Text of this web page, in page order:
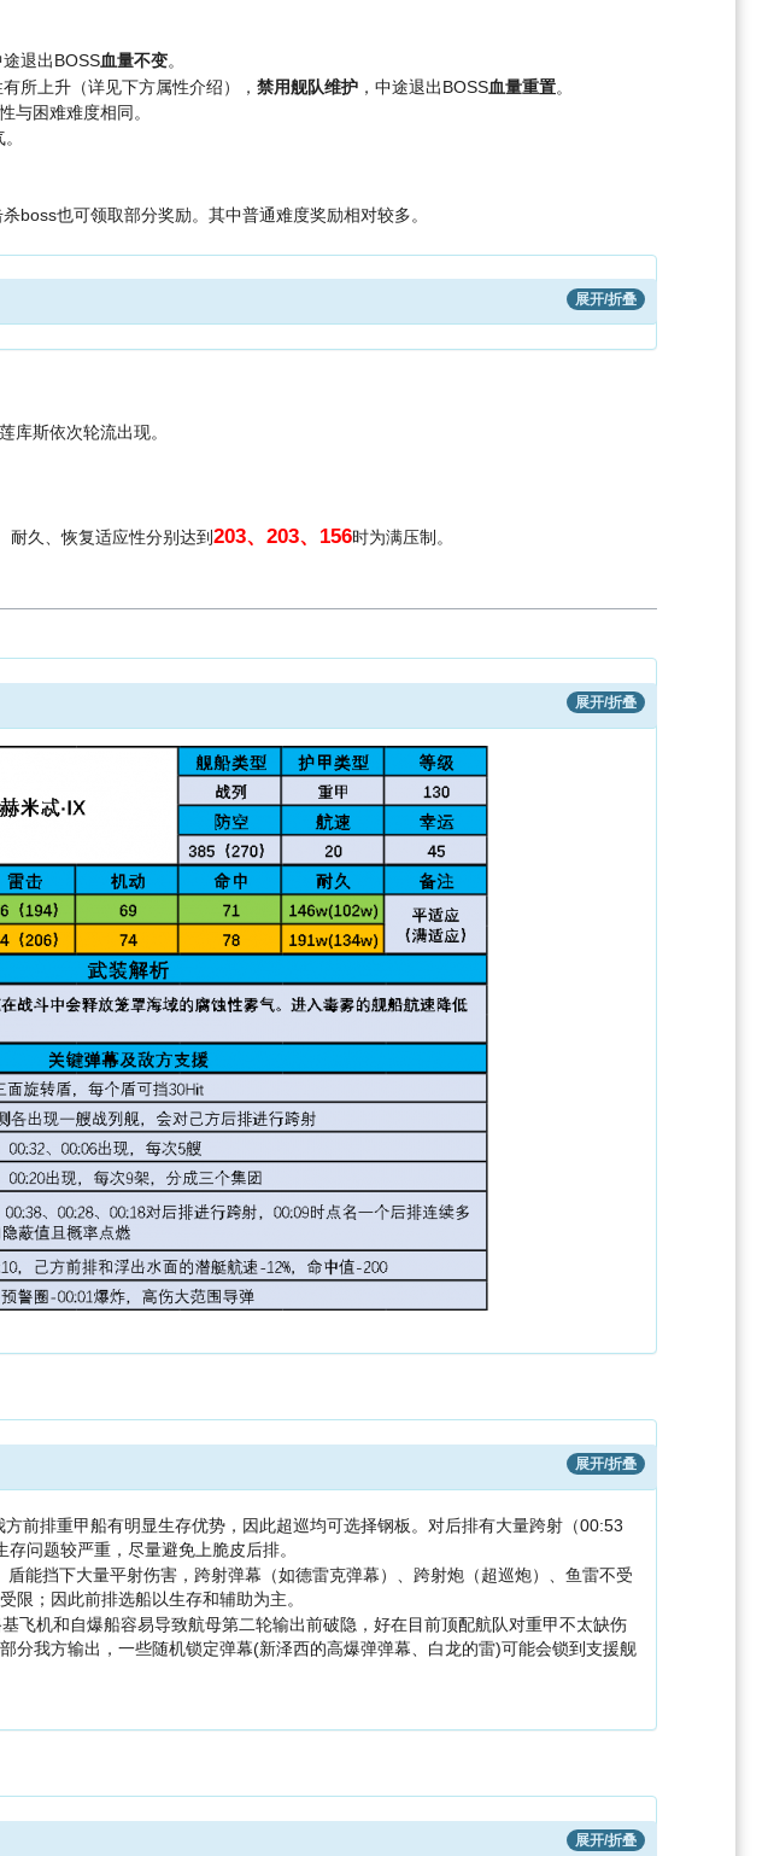
退出BOSS血量不变。
所上升（详见下方属性介绍）， 禁用舰队维护，中途退出BOSS血量重置。
与困难难度相同。
boss也可领取部分奖励。其中普通难度奖励相对较多。
展开/折叠
库斯依次轮流出现。
耐久、恢复适应性分别达到203、203、156时为满压制。
展开/折叠
展开/折叠
前排重甲船有明显生存优势，因此超巡均可选择钢板。对后排有大量跨射（00:53
问题较严重，尽量避免上脆皮后排。
盾能挡下大量平射伤害，跨射弹幕（如德雷克弹幕）、跨射炮（超巡炮）、鱼雷不受
限；因此前排选船以生存和辅助为主。
飞机和自爆船容易导致航母第二轮输出前破隐，好在目前顶配航队对重甲不太缺伤
分我方输出，一些随机锁定弹幕(新泽西的高爆弹弹幕、白龙的雷)可能会锁到支援舰
展开/折叠